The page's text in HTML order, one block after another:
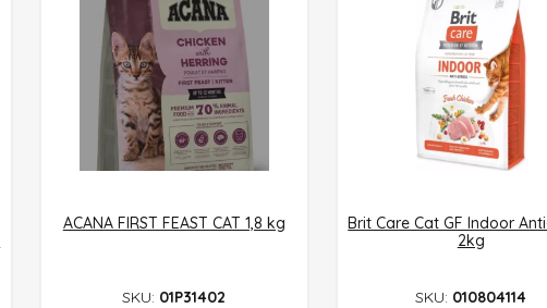
ACANA FIRST FEAST CAT 1,8 kg
SKU: 01P31402
Brit Care Cat GF Indoor
2kg
SKU: 010804114